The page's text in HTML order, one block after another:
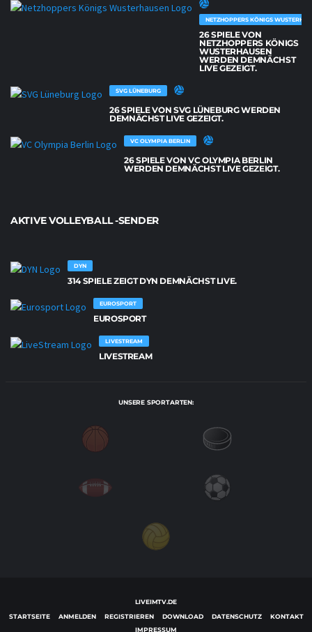
NETZHOPPERS KÖNIGS
26 SPIELE VON
NETZHOPPERS KÖNIGS
WUSTERHAUSEN
WERDEN DEMNÄCHST
LIVE GEZEIGT.
SVG LÜNEBURG
26 SPIELE VON SVG LÜNEBURG WERDEN
DEMNÄCHST LIVE GEZEIGT.
VC OLYMPIA BERLIN
26 SPIELE VON VC OLYMPIA BERLIN
WERDEN DEMNÄCHST LIVE GEZEIGT.
AKTIVE VOLLEYBALL -SENDER
DYN
314 SPIELE ZEIGT DYN DEMNÄCHST LIVE.
EUROSPORT
EUROSPORT
LIVESTREAM
LIVESTREAM
UNSERE SPORTARTEN:
LIVEIMTV.DE
STARTSEITE
ANMELDEN REGISTRIEREN DOWNLOAD DATENSCHUTZ
KONTAKT
IMPRESSUM